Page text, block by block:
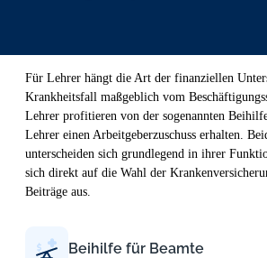
Für Lehrer hängt die Art der finanziellen
Krankheitsfall maßgeblich vom
Lehrer profitieren von der sogenannten
Lehrer einen Arbeitgeberzuschuss erhalten.
unterscheiden sich grundlegend in ihrer
sich direkt auf die Wahl der
Beiträge aus.
Beihilfe für Beamte